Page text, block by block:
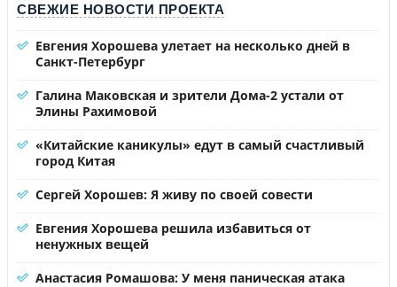
СВЕЖИЕ НОВОСТИ ПРОЕКТА
Евгения Хорошева улетает на несколько дней в
Санкт-Петербург
Галина Маковская и зрители Дома-2 устали от
Элины Рахимовой
«Китайские каникулы» едут в самый счастливый
город Китая
Сергей Хорошев: Я живу по своей совести
Евгения Хорошева решила избавиться от
ненужных вещей
Анастасия Ромашова: У меня паническая атака